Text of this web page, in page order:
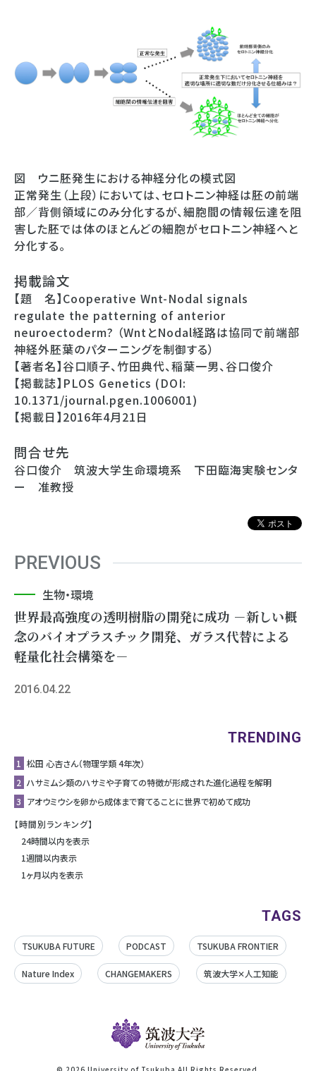
図 ウニ胚発生における神経分化の模式図
正常発生（上段）においては、セロトニン神経は胚の前端
部／背側領域にのみ分化するが、細胞間の情報伝達を阻
害した胚では体のほとんどの細胞がセロトニン神経へと
分化する。
掲載論文
【題 名】Cooperative Wnt-Nodal signals
regulate the patterning of anterior
neuroectoderm? （WntとNodal経路は協同で前端部
神経外胚葉のパターニングを制御する）
【著者名】谷口順子、竹田典代、稲葉一男、谷口俊介
【掲載誌】PLOS Genetics (DOI:
10.1371/journal.pgen.1006001)
【掲載日】2016年4月21日
問合せ先
谷口俊介 筑波大学生命環境系 下田臨海実験センタ
ー 准教授
PREVIOUS
生物・環境
世界最高強度の透明樹脂の開発に成功 －新しい概
念のバイオプラスチック開発、ガラス代替による
軽量化社会構築を－
2016.04.22
TRENDING
1 松田 心杏さん（物理学類 4年次）
2 ハサミムシ類のハサミや子育ての特徴が形成された進化過程を解明
3 アオウミウシを卵から成体まで育てることに世界で初めて成功
【時間別ランキング】
24時間以内を表示
1週間以内表示
1ヶ月以内を表示
TAGS
TSUKUBA FUTURE PODCAST TSUKUBA FRONTIER
Nature Index CHANGEMAKERS 筑波大学✕人工知能